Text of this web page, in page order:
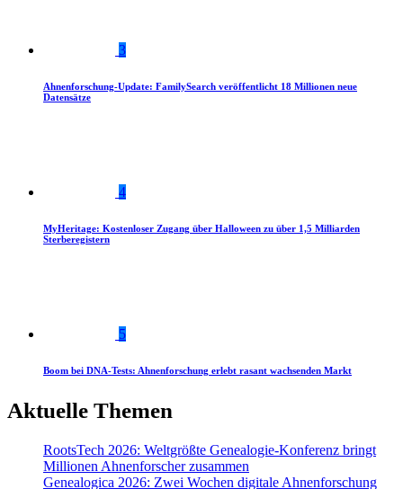
3
Ahnenforschung-Update: FamilySearch veröffentlicht 18 Millionen neue
Datensätze
4
MyHeritage: Kostenloser Zugang über Halloween zu über 1,5 Milliarden
Sterberegistern
5
Boom bei DNA-Tests: Ahnenforschung erlebt rasant wachsenden Markt
Aktuelle Themen
RootsTech 2026: Weltgrößte Genealogie-Konferenz bringt
Millionen Ahnenforscher zusammen
Genealogica 2026: Zwei Wochen digitale Ahnenforschung